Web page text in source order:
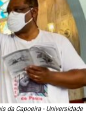
da Capoeira - Universidade